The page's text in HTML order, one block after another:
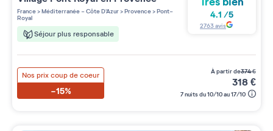
France>Méditerranée - Côte D'Azur>Provence>Pont-
Royal
Séjour plus responsable
4.1 /5
2763avis
Nos prix coup de coeur
-15%
à partir de374€
318€
7 nuits du 10/10 au 17/10